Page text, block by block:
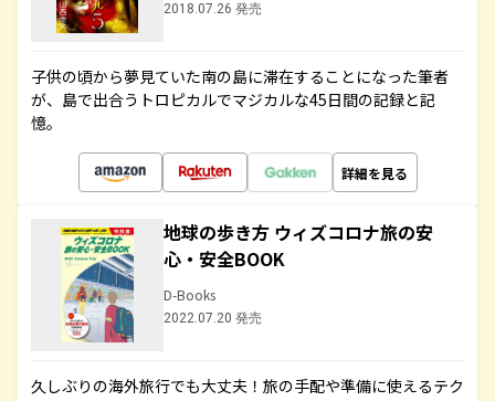
2018.07.26 発売
子供の頃から夢見ていた南の島に滞在することになった筆者
が、島で出合うトロピカルでマジカルな45日間の記録と記
憶。
詳細を見る
地球の歩き方 ウィズコロナ旅の安
心・安全BOOK
D-Books
2022.07.20 発売
久しぶりの海外旅行でも大丈夫！旅の手配や準備に使えるテク